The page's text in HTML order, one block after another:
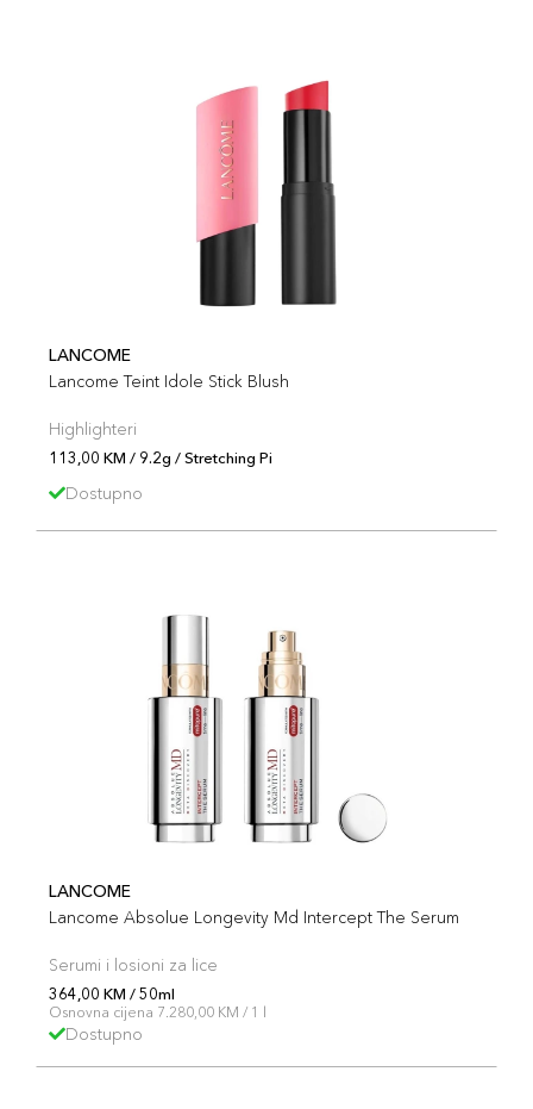
LANCOME
Lancome Teint Idole Stick Blush
Highlighteri
113,00 KM / 9.2g / Stretching Pi
Dostupno
LANCOME
Lancome Absolue Longevity Md Intercept The Serum
Serumi i losioni za lice
364,00 KM / 50ml
Osnovna cijena 7.280,00 KM / 1 l
Dostupno